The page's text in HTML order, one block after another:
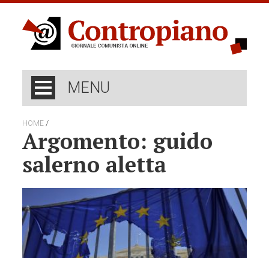
MENU
HOME /
Argomento: guido
salerno aletta